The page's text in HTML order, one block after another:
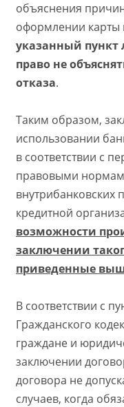
объяснения
оформлении карты
указанный пункт
право не
отказа.
Таким образом,
использовании
в соответствии с
правовыми
внутрибанковских
кредитной
возможности
заключении
приведенные
В соответствии с
Гражданского
граждане и
заключении
договора не
случаев, когда